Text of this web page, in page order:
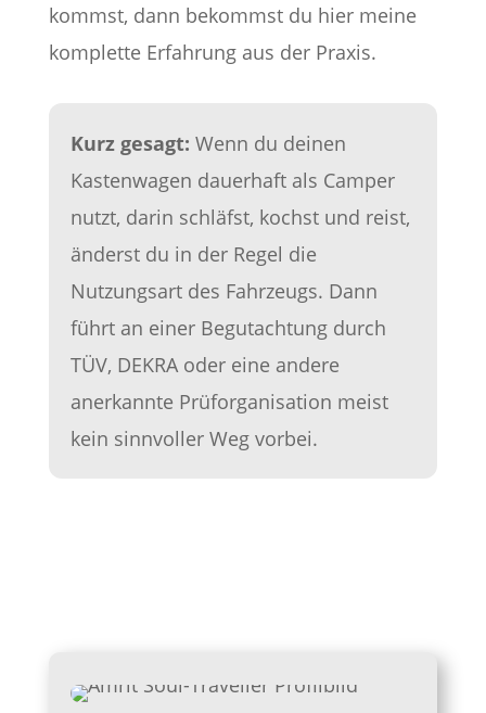
kommst, dann bekommst du hier meine
komplette Erfahrung aus der Praxis.
Kurz gesagt: Wenn du deinen
Kastenwagen dauerhaft als Camper
nutzt, darin schläfst, kochst und reist,
änderst du in der Regel die
Nutzungsart des Fahrzeugs. Dann
führt an einer Begutachtung durch
TÜV, DEKRA oder eine andere
anerkannte Prüforganisation meist
kein sinnvoller Weg vorbei.